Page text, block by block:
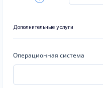
Дополнительные услуги
Операционная система